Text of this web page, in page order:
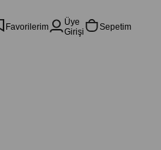
Favorilerim
Üye
Girişi
Sepetim